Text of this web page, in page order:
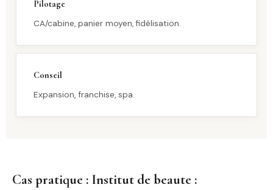
Pilotage
CA/cabine, panier moyen, fidélisation.
Conseil
Expansion, franchise, spa.
Cas pratique : Institut de beaute :